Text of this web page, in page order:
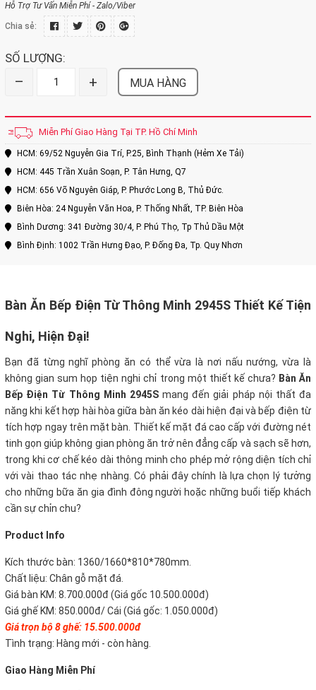
Hỗ Trợ Tư Vấn Miễn Phí - Zalo/Viber
Chia sẻ:
SỐ LƯỢNG:
– + MUA HÀNG
Miễn Phí Giao Hàng Tại TP. Hồ Chí Minh
HCM: 69/52 Nguyễn Gia Trí, P.25, Bình Thạnh (Hẻm Xe Tải)
HCM: 445 Trần Xuân Soạn, P. Tân Hưng, Q7
HCM: 656 Võ Nguyên Giáp, P. Phước Long B, Thủ Đức.
Biên Hòa: 24 Nguyễn Văn Hoa, P. Thống Nhất, TP. Biên Hòa
Bình Dương: 341 Đường 30/4, P. Phú Thọ, Tp Thủ Dầu Một
Bình Định: 1002 Trần Hưng Đạo, P. Đống Đa, Tp. Quy Nhơn
Bàn Ăn Bếp Điện Từ Thông Minh 2945S Thiết Kế Tiện
Nghi, Hiện Đại!
Bạn đã từng nghĩ phòng ăn có thể vừa là nơi nấu nướng, vừa là
không gian sum họp tiện nghi chỉ trong một thiết kế chưa? Bàn Ăn
Bếp Điện Từ Thông Minh 2945Smang đến giải pháp nội thất đa
năng khi kết hợp hài hòa giữa bàn ăn kéo dài hiện đại và bếp điện từ
tích hợp ngay trên mặt bàn. Thiết kế mặt đá cao cấp với đường nét
tinh gọn giúp không gian phòng ăn trở nên đẳng cấp và sạch sẽ hơn,
trong khi cơ chế kéo dài thông minh cho phép mở rộng diện tích chỉ
với vài thao tác nhẹ nhàng. Có phải đây chính là lựa chọn lý tưởng
cho những bữa ăn gia đình đông người hoặc những buổi tiếp khách
cần sự chỉn chu?
Product Info
Kích thước bàn: 1360/1660*810*780mm.
Chất liệu: Chân gỗ mặt đá.
Giá bàn KM: 8.700.000đ (Giá gốc 10.500.000đ)
Giá ghế KM: 850.000đ/ Cái (Giá gốc: 1.050.000đ)
Giá trọn bộ 8 ghế: 15.500.000đ
Tình trạng: Hàng mới - còn hàng.
Giao Hàng Miễn Phí